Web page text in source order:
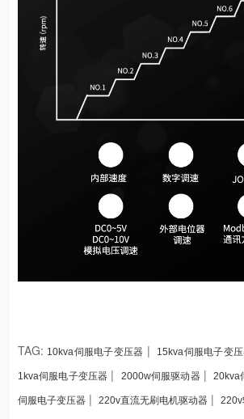
TAG: 10kva伺服电子变压器 | 15kva伺服电子变
1kva伺服电子变压器 | 2000w伺服驱动器|20kva
伺服电子变压器 | 220v直流无刷电机驱动器 | 220v